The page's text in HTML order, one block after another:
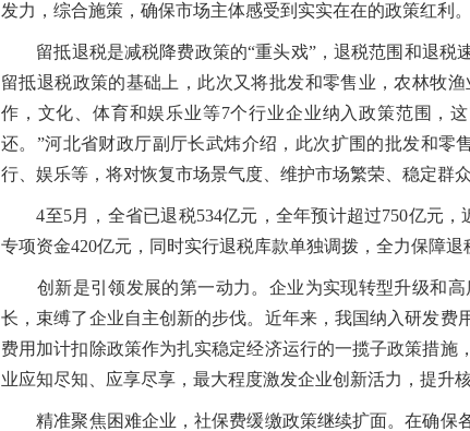
发力，综合施策，确保市场主体感受到实实在在的政策红利。
留抵退税是减税降费政策的“重头戏”，退税范围和退税
留抵退税政策的基础上，此次又将批发和零售业，农林牧
作，文化、体育和娱乐业等7个行业企业纳入政策范围，
还。”河北省财政厅副厅长武炜介绍，此次扩围的批发和零
行、娱乐等，将对恢复市场景气度、维护市场繁荣、稳定群
4至5月，全省已退税534亿元，全年预计超过750亿元，
专项资金420亿元，同时实行退税库款单独调拨，全力保障退
创新是引领发展的第一动力。企业为实现转型升级和高
长，束缚了企业自主创新的步伐。近年来，我国纳入研发
费用加计扣除政策作为扎实稳定经济运行的一揽子政策措
业应知尽知、应享尽享，最大程度激发企业创新活力，提升核
精准聚焦困难企业，社保费缓缴政策继续扩面。在确保